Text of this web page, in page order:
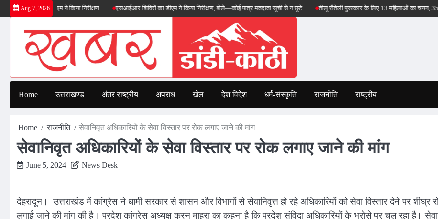
Skip
to
Aug 7, 2026
का डीएम ने किया निरीक्षण… एसआईआर शिविरों का डीएम ने किया निरीक्षण, बोले—कोई पात्र मतदाता सूची से न छूटे… तीलू रौतेली पुरस्कार के लिए 13 महिलाओं का चयन, 35 आंगनबाड़ी
Home उत्तराखण्ड अंतर राष्ट्रीय अपराध खेल देश विदेश धर्म-संस्कृति राजनीति राष्ट्रीय
Home राजनीति सेवानिवृत अधिकारियों के सेवा विस्तार पर रोक लगाए जाने की मांग
सेवानिवृत अधिकारियों के सेवा विस्तार पर रोक लगाए जाने की मांग
June 5, 2024 News Desk
देहरादून। उत्तराखंड में कांग्रेस ने धामी सरकार से शासन और विभागों से सेवानिवृत्त हो रहे अधिकारियों को सेवा विस्तार देने पर शीघ्र
लगाई जाने की मांग की है। प्रदेश कांग्रेस अध्यक्ष करन माहरा का कहना है कि प्रदेश संविदा अधिकारियों के भरोसे पर चल रहा है। सेवा